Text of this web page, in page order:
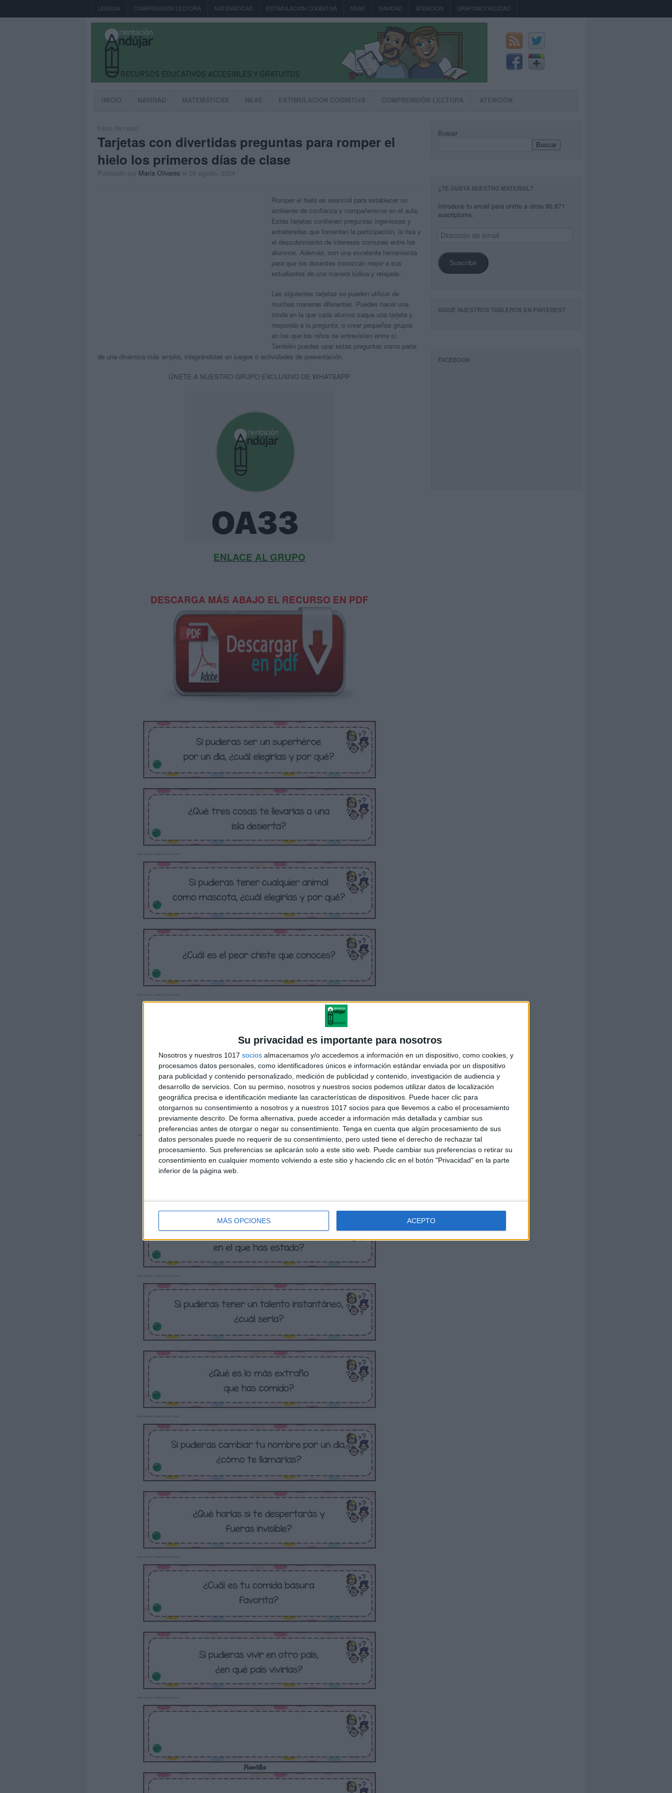
Su privacidad es importante para nosotros
Nosotros y nuestros 1017 socios almacenamos y/o accedemos a información en un dispositivo, como cookies, y
procesamos datos personales, como identificadores únicos e información estándar enviada por un dispositivo
para publicidad y contenido personalizado, medición de publicidad y contenido, investigación de audiencia y
desarrollo de servicios. Con su permiso, nosotros y nuestros socios podemos utilizar datos de localización
geográfica precisa e identificación mediante las características de dispositivos. Puede hacer clic para
otorgarnos su consentimiento a nosotros y a nuestros 1017 socios para que llevemos a cabo el procesamiento
previamente descrito. De forma alternativa, puede acceder a información más detallada y cambiar sus
preferencias antes de otorgar o negar su consentimiento. Tenga en cuenta que algún procesamiento de sus
datos personales puede no requerir de su consentimiento, pero usted tiene el derecho de rechazar tal
procesamiento. Sus preferencias se aplicarán solo a este sitio web. Puede cambiar sus preferencias o retirar su
consentimiento en cualquier momento volviendo a este sitio y haciendo clic en el botón "Privacidad" en la parte
inferior de la página web.
MÁS OPCIONES ACEPTO
LENGUA COMPRENSIÓN LECTORA MATEMÁTICAS ESTIMULACION COGNITIVA NEAE NAVIDAD ATENCIÓN GRAFOMOTRICIDAD
INICIO NAVIDAD MATEMÁTICAS NEAE ESTIMULACION COGNITIVA COMPRENSIÓN LECTORA ATENCIÓN
Inicio de curso
Tarjetas con divertidas preguntas para romper el
hielo los primeros días de clase
Publicado por María Olivares el 28 agosto, 2024
Romper el hielo es esencial para establecer un
ambiente de confianza y compañerismo en el aula.
Estas tarjetas contienen preguntas ingeniosas y
entretenidas que fomentan la participación, la risa y
el descubrimiento de intereses comunes entre los
alumnos. Además, son una excelente herramienta
para que los docentes conozcan mejor a sus
estudiantes de una manera lúdica y relajada.
Las siguientes tarjetas se pueden utilizar de
muchas maneras diferentes. Puedes hacer una
ronda en la que cada alumno saque una tarjeta y
responda a la pregunta, o crear pequeños grupos
en los que los niños se entrevisten entre sí.
También puedes usar estas preguntas como parte
de una dinámica más amplia, integrándolas en juegos o actividades de presentación.
ÚNETE A NUESTRO GRUPO EXCLUSIVO DE WHATSAPP
ENLACE AL GRUPO
DESCARGA MÁS ABAJO EL RECURSO EN PDF
Buscar
Buscar
¿TE GUSTA NUESTRO MATERIAL?
Introduce tu email para unirte a otros 80.871
suscriptores.
Dirección
de
Suscribir
SIGUE NUESTROS TABLEROS EN PINTEREST
FACEBOOK